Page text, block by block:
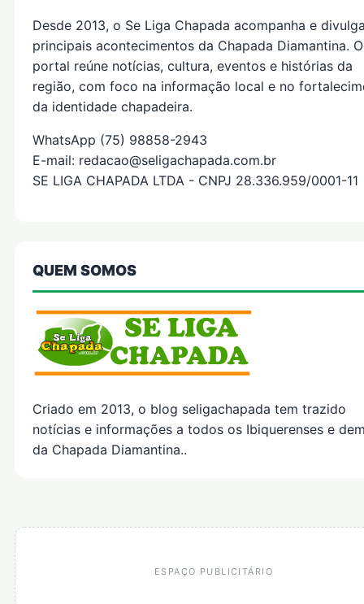
Desde 2013, o Se Liga Chapada acompanha e
principais acontecimentos da Chapada Diamantina. O
portal reúne notícias, cultura, eventos e histórias da
região, com foco na informação local e no
da identidade chapadeira.
WhatsApp (75) 98858-2943
E-mail: redacao@seligachapada.com.br
SE LIGA CHAPADA LTDA - CNPJ 28.336.959/0001-11
QUEM SOMOS
Criado em 2013, o blog seligachapada tem trazido
notícias e informações a todos os Ibiquerenses e
da Chapada Diamantina..
ESPAÇO PUBLICITÁRIO